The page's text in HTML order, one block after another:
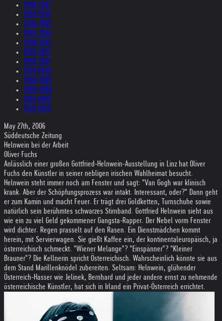
1998-1997
1997-1996
1996-1995
1995-1994
1994-1993
1993-1992
1992-1991
1991-1990
1990-1989
1989-1988
1987-1980
1979-1969
May 27th, 2006
Süddeutsche Zeitung
Helnwein bei der Arbeit
Oliver Fuchs
Anlässlich einer großen Gottfried-Helnwein-Ausstellung in Linz hat Oliver
Fuchs den Künstler in seiner nebligen irischen Wahlheimat besucht.
Helnwein steht immer noch am Fenster und sagt: "Van Gogh war klinisch
krank. Aber der Schöpfungsprozess war intakt. Interessant, oder?" Dann geht
er zum Kamin und macht Feuer. Er trägt drei Goldketten, Turnschuhe sowie
natürlich sein berühmtes schwarzes Stirnband. Gottfried Helnwein sieht aus
wie ein zu viel Geld gekommener Gangsta-Rapper. Der Nebel vorm Fenster
wird dichter. Regen prasselt auf den Rasen. Ein Dienstmädchen kommt
herein, mit Servierwagen. Sie gießt Kaffee ein, der kontinentaleuropäisch, ja
österreichisch schmeckt. "Wiener Melange"? "Einspänner"? "Kleiner
Brauner"? Die Kellnerin spricht Österreichisch. Wahrscheinlich könnte sie aus
dem Stand Marillenknödel zubereiten. Seltsam: Helnwein, glühender
Österreich-Hasser wie Jelinek, Bernhard und jeder andere ernst zu nehmende
österreichische Künstler, hat sich in Irland ein Privat-Österreich errichtet.